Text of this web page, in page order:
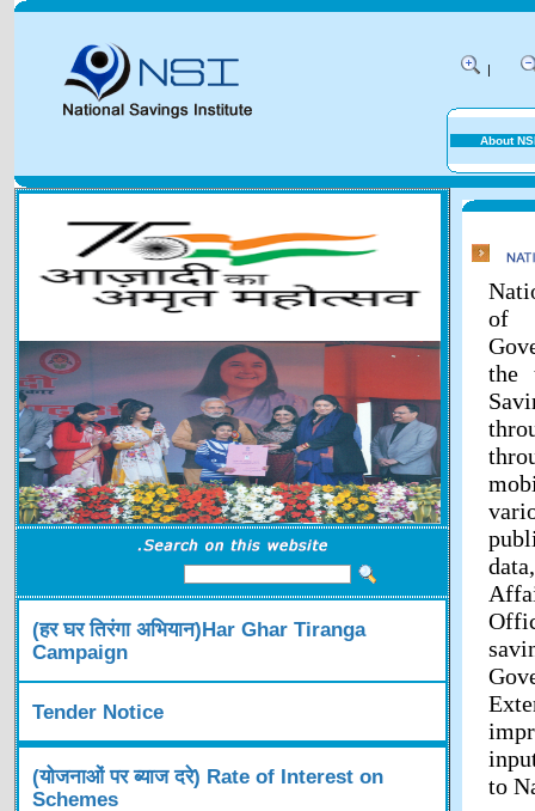
|
About
(हर घर तिरंगा अभियान)Har Ghar Tiranga
Campaign
Tender Notice
(योजनाओं पर ब्याज दरे) Rate of Interest on
Schemes
of
the
to